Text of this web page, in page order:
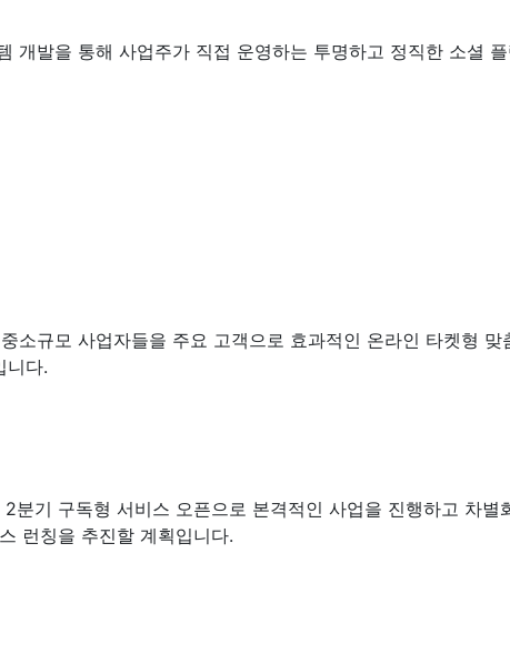
개발을 통해 사업주가 직접 운영하는 투명하고 정직한 소셜
소규모 사업자들을 주요 고객으로 효과적인 온라인 타켓형
니다.
분기 구독형 서비스 오픈으로 본격적인 사업을 진행하고 차
런칭을 추진할 계획입니다.